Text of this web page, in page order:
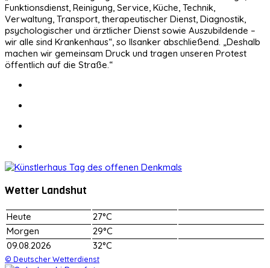
Funktionsdienst, Reinigung, Service, Küche, Technik,
Verwaltung, Transport, therapeutischer Dienst, Diagnostik,
psychologischer und ärztlicher Dienst sowie Auszubildende –
wir alle sind Krankenhaus“, so Ilsanker abschließend. „Deshalb
machen wir gemeinsam Druck und tragen unseren Protest
öffentlich auf die Straße.“
Wetter Landshut
Heute
27°C
Morgen
29°C
09.08.2026
32°C
© Deutscher Wetterdienst